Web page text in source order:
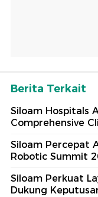
Berita Terkait
Siloam Hospitals
Comprehensive
Siloam Percepat
Robotic Summit
Siloam Perkuat
Dukung